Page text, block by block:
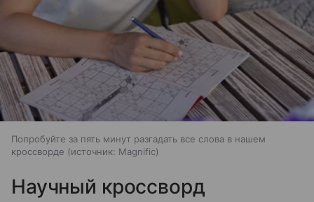
Попробуйте за пять минут разгадать все слова в нашем
кроссворде
источник: Magnific
Научный кроссворд